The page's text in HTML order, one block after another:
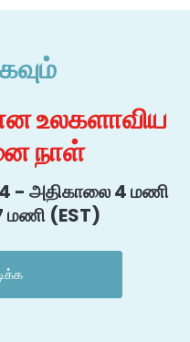
உலகளாவிய
நாள்
- அதிகாலை 4 மணி
மணி (EST)